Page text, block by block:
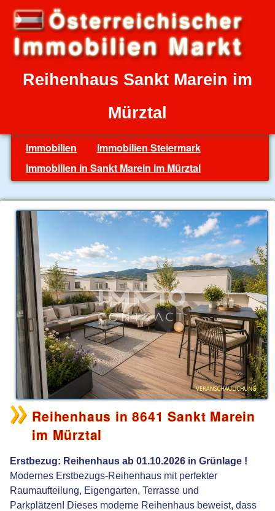
Reihenhaus Sankt Marein im
Mürztal
Immobilien
Immobilien Steiermark
Immobilien in Sankt Marein im Mürztal
Reihenhaus in 8641 Sankt Marein
im Mürztal
Erstbezug: Reihenhaus ab 01.10.2026 in Grünlage !
Modernes Erstbezugs-Reihenhaus mit perfekter
Raumaufteilung, Eigengarten, Terrasse und
Parkplätzen! Dieses moderne Reihenhaus beweist, dass